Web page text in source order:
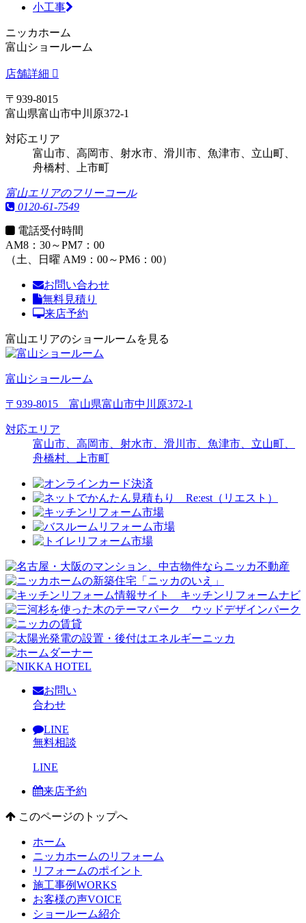
小工事
ニッカホーム
富山ショールーム
店舗詳細
〒939-8015
富山県富山市中川原372-1
対応エリア
富山市、高岡市、射水市、滑川市、魚津市、立山町、
舟橋村、上市町
富山エリアのフリーコール
0120-61-7549
電話受付時間
AM8：30～PM7：00
（土、日曜 AM9：00～PM6：00）
お問い合わせ
無料見積り
来店予約
富山エリアのショールームを見る
富山ショールーム
〒939-8015 富山県富山市中川原372-1
対応エリア
富山市、高岡市、射水市、滑川市、魚津市、立山町、
舟橋村、上市町
お問い
合わせ
LINE
無料相談
LINE
来店予約
このページのトップへ
ホーム
ニッカホームのリフォーム
リフォームのポイント
施工事例WORKS
お客様の声VOICE
ショールーム紹介